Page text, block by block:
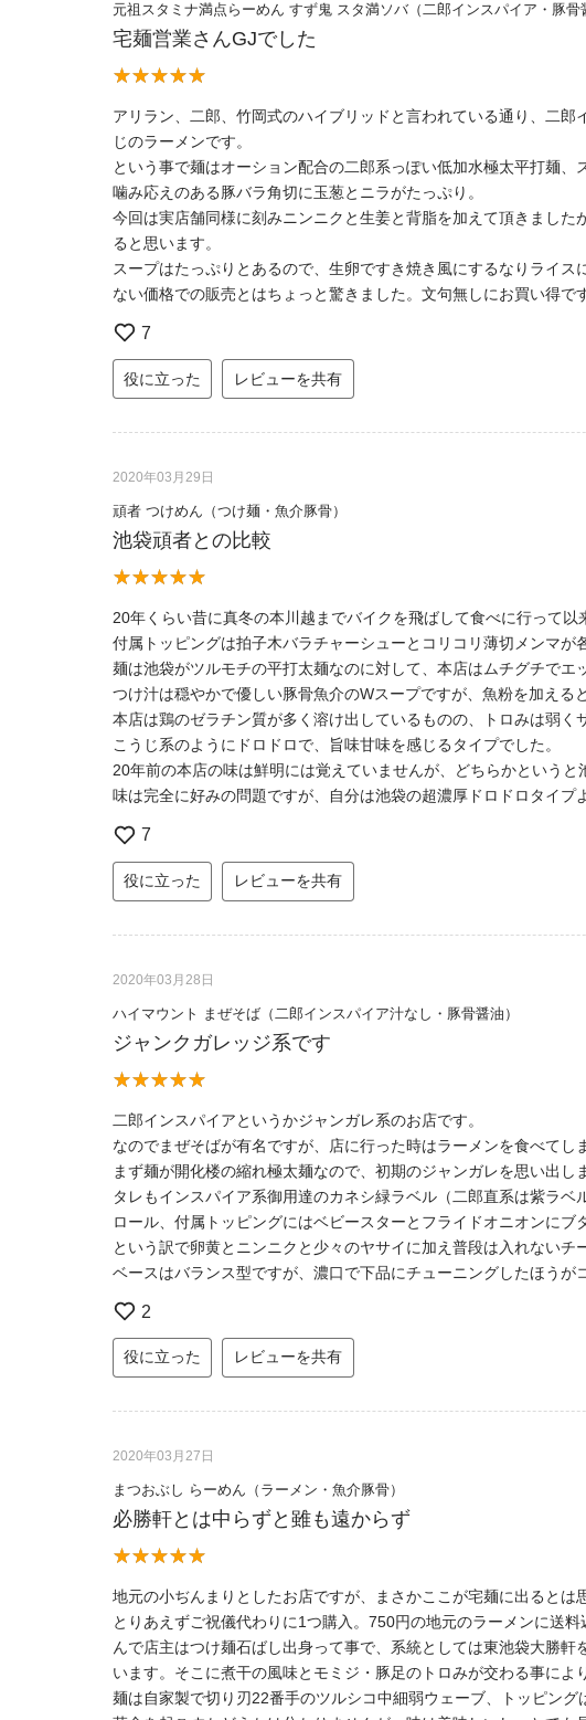
元祖スタミナ満点らーめん すず鬼 スタ満ソバ（二郎インスパイア・豚骨
宅麺営業さんGJでした
アリラン、二郎、竹岡式のハイブリッドと言われている通り、二
じのラーメンです。
という事で麺はオーション配合の二郎系っぽい低加水極太平打麺
噛み応えのある豚バラ角切に玉葱とニラがたっぷり。
今回は実店舗同様に刻みニンニクと生姜と背脂を加えて頂きまし
ると思います。
スープはたっぷりとあるので、生卵ですき焼き風にするなりライ
ない価格での販売とはちょっと驚きました。文句無しにお買い得です
7
役に立った レビューを共有
2020年03月29日
頑者 つけめん（つけ麺・魚介豚骨）
池袋頑者との比較
20年くらい昔に真冬の本川越までバイクを飛ばして食べに行って以
付属トッピングは拍子木バラチャーシューとコリコリ薄切メンマが
麺は池袋がツルモチの平打太麺なのに対して、本店はムチグチで
つけ汁は穏やかで優しい豚骨魚介のWスープですが、魚粉を加える
本店は鶏のゼラチン質が多く溶け出しているものの、トロみは弱
こうじ系のようにドロドロで、旨味甘味を感じるタイプでした。
20年前の本店の味は鮮明には覚えていませんが、どちらかというと
味は完全に好みの問題ですが、自分は池袋の超濃厚ドロドロタイプ
7
役に立った レビューを共有
2020年03月28日
ハイマウント まぜそば（二郎インスパイア汁なし・豚骨醤油）
ジャンクガレッジ系です
二郎インスパイアというかジャンガレ系のお店です。
なのでまぜそばが有名ですが、店に行った時はラーメンを食べてし
まず麺が開化楼の縮れ極太麺なので、初期のジャンガレを思い出し
タレもインスパイア系御用達のカネシ緑ラベル（二郎直系は紫ラ
ロール、付属トッピングにはベビースターとフライドオニオンにブ
という訳で卵黄とニンニクと少々のヤサイに加え普段は入れない
ベースはバランス型ですが、濃口で下品にチューニングしたほうが
2
役に立った レビューを共有
2020年03月27日
まつおぶし らーめん（ラーメン・魚介豚骨）
必勝軒とは中らずと雖も遠からず
地元の小ぢんまりとしたお店ですが、まさかここが宅麺に出ると
とりあえずご祝儀代わりに1つ購入。750円の地元のラーメンに送
んで店主はつけ麺石ばし出身って事で、系統としては東池袋大勝
います。そこに煮干の風味とモミジ・豚足のトロみが交わる事に
麺は自家製で切り刃22番手のツルシコ中細弱ウェーブ、トッピン